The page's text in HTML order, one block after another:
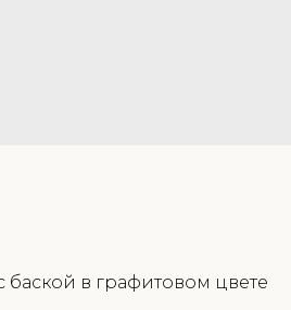
в графитовом цвете